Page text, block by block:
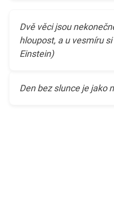
Dvě věci jsou
hloupost, a u vesmíru
Einstein)
Den bez slunce je jako